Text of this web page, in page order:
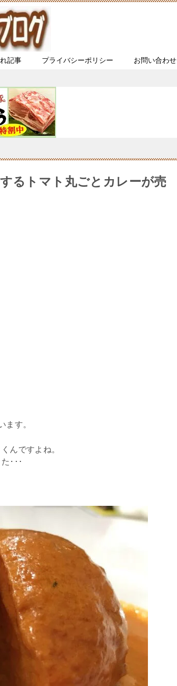
記事 プライバシーポリシー お問い合わせ
るトマト丸ごとカレーが売
ます。
んですよね。
･･･